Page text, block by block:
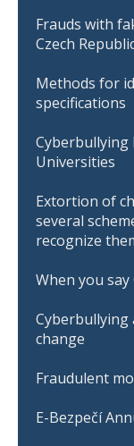
Frauds with
Czech
Methods for
specifications
Cyberbullying
Universities
Extortion of
several
recognize
When you
Cyberbullying
change
Fraudulent
E-Bezpečí